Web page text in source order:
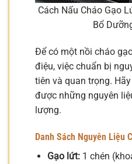
Cách Nấu Cháo Gạo
Bổ
Để có một nồi cháo
điệu, việc chuẩn bị
tiên và quan trọng.
được những nguyên
lượng.
Danh Sách Nguyên Liệu
Gạo lứt:1 chén